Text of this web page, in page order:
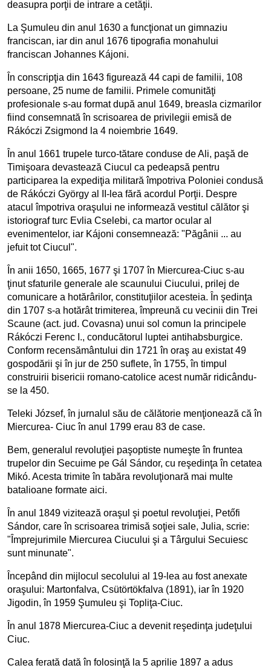
deasupra porţii de intrare a cetăţii.
La Şumuleu din anul 1630 a funcţionat un gimnaziu
franciscan, iar din anul 1676 tipografia monahului
franciscan Johannes Kájoni.
În conscripţia din 1643 figurează 44 capi de familii, 108
persoane, 25 nume de familii. Primele comunităţi
profesionale s-au format după anul 1649, breasla cizmarilor
fiind consemnată în scrisoarea de privilegii emisă de
Rákóczi Zsigmond la 4 noiembrie 1649.
În anul 1661 trupele turco-tătare conduse de Ali, paşă de
Timişoara devastează Ciucul ca pedeapsă pentru
participarea la expediţia militară împotriva Poloniei condusă
de Rákóczi György al II-lea fără acordul Porţii. Despre
atacul împotriva oraşului ne informează vestitul călător şi
istoriograf turc Evlia Cselebi, ca martor ocular al
evenimentelor, iar Kájoni consemnează: "Păgânii ... au
jefuit tot Ciucul".
În anii 1650, 1665, 1677 şi 1707 în Miercurea-Ciuc s-au
ţinut sfaturile generale ale scaunului Ciucului, prilej de
comunicare a hotărârilor, constituţiilor acesteia. În şedinţa
din 1707 s-a hotărât trimiterea, împreună cu vecinii din Trei
Scaune (act. jud. Covasna) unui sol comun la principele
Rákóczi Ferenc I., conducătorul luptei antihabsburgice.
Conform recensământului din 1721 în oraş au existat 49
gospodării şi în jur de 250 suflete, în 1755, în timpul
construirii bisericii romano-catolice acest număr ridicându-
se la 450.
Teleki József, în jurnalul său de călătorie menţionează că în
Miercurea- Ciuc în anul 1799 erau 83 de case.
Bem, generalul revoluţiei paşoptiste numeşte în fruntea
trupelor din Secuime pe Gál Sándor, cu reşedinţa în cetatea
Mikó. Acesta trimite în tabăra revoluţionară mai multe
batalioane formate aici.
În anul 1849 vizitează oraşul şi poetul revoluţiei, Petőfi
Sándor, care în scrisoarea trimisă soţiei sale, Julia, scrie:
"Împrejurimile Miercurea Ciucului şi a Târgului Secuiesc
sunt minunate".
Începând din mijlocul secolului al 19-lea au fost anexate
oraşului: Martonfalva, Csütörtökfalva (1891), iar în 1920
Jigodin, în 1959 Şumuleu şi Topliţa-Ciuc.
În anul 1878 Miercurea-Ciuc a devenit reşedinţa judeţului
Ciuc.
Calea ferată dată în folosinţă la 5 aprilie 1897 a adus